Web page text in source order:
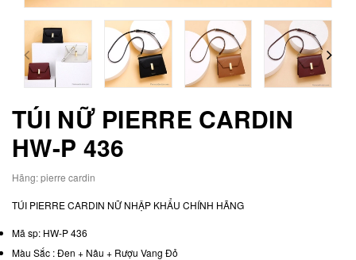
TÚI NỮ PIERRE CARDIN
HW-P 436
Hãng:pierre cardin
TÚI PIERRE CARDIN NỮ NHẬP KHẨU CHÍNH HÃNG
Mã sp: HW-P 436
Màu Sắc : Đen + Nâu + Rượu Vang Đỏ